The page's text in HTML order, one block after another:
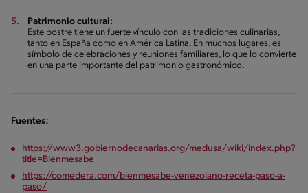
Patrimonio cultural :
Este postre tiene un fuerte vínculo con las tradiciones culinarias,
tanto en España como en América Latina. En muchos lugares, es
símbolo de celebraciones y reuniones familiares, lo que lo convierte
en una parte importante del patrimonio gastronómico.
Fuentes:
https://www3.gobiernodecanarias.org/medusa/wiki/index.php?
title=Bienmesabe
https://comedera.com/bienmesabe-venezolano-receta-paso-a-
paso/